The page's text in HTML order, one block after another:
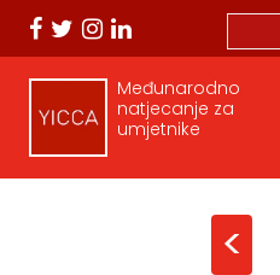
Međunarodno
natjecanje za
umjetnike
<